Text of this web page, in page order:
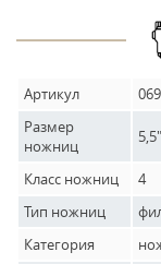
Артикул
Размер
ножниц
5,5"
Класс ножниц
4
Тип ножниц
Категория